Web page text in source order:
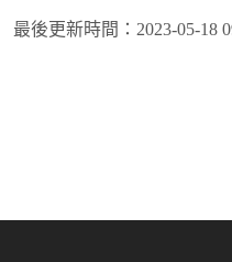
最後更新時間： 2023-05-18